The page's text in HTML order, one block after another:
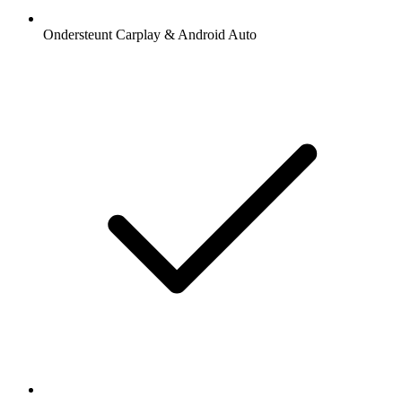
Ondersteunt Carplay & Android Auto